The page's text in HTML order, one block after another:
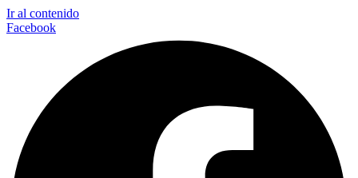
Ir al contenido
Facebook